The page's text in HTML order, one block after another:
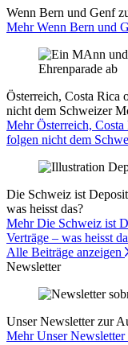
Wenn Bern und Genf
Mehr Wenn Bern und
Österreich, Costa Rica
nicht dem Schweizer
Mehr Österreich,
folgen nicht dem
Die Schweiz ist
was heisst das?
Mehr Die Schweiz ist
Verträge – was heisst
Alle Beiträge anzeigen
Newsletter
Unser Newsletter zur
Mehr Unser